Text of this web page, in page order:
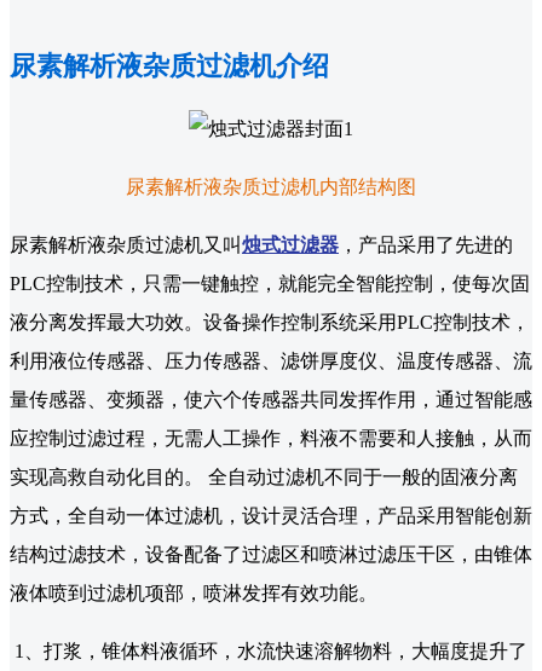
尿素解析液杂质过滤机介绍
尿素解析液杂质过滤机内部结构图
尿素解析液杂质过滤机又叫烛式过滤器 ，产品采用了先进的
PLC控制技术，只需一键触控，就能完全智能控制，使每次固
液分离发挥最大功效。设备操作控制系统采用PLC控制技术，
利用液位传感器、压力传感器、滤饼厚度仪、温度传感器、流
量传感器、变频器，使六个传感器共同发挥作用，通过智能感
应控制过滤过程，无需人工操作，料液不需要和人接触，从而
实现高救自动化目的。 全自动过滤机不同于一般的固液分离
方式，全自动一体过滤机，设计灵活合理，产品采用智能创新
结构过滤技术，设备配备了过滤区和喷淋过滤压干区，由锥体
液体喷到过滤机项部，喷淋发挥有效功能。
1、打浆，锥体料液循环，水流快速溶解物料，大幅度提升了